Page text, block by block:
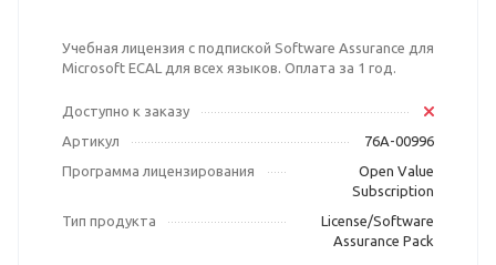
Учебная лицензия с подпиской Software Assurance для
Microsoft ECAL для всех языков. Оплата за 1 год.
Доступно к заказу
Артикул
76A-00996
Программа лицензирования
Open Value
Subscription
Тип продукта
License/Software
Assurance Pack